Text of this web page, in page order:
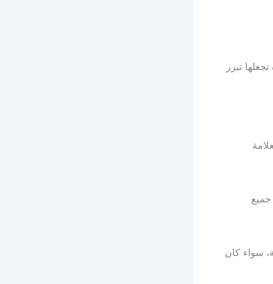
تبرز
سواء كان